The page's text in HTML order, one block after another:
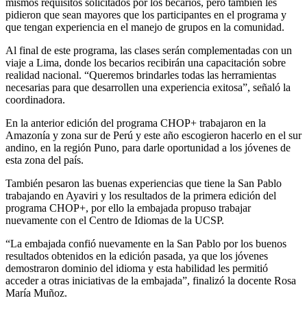
pidieron que sean mayores que los participantes en el programa y
que tengan experiencia en el manejo de grupos en la comunidad.
Al final de este programa, las clases serán complementadas con un
viaje a Lima, donde los becarios recibirán una capacitación sobre
realidad nacional. “Queremos brindarles todas las herramientas
necesarias para que desarrollen una experiencia exitosa”, señaló la
coordinadora.
En la anterior edición del programa CHOP+ trabajaron en la
Amazonía y zona sur de Perú y este año escogieron hacerlo en el sur
andino, en la región Puno, para darle oportunidad a los jóvenes de
esta zona del país.
También pesaron las buenas experiencias que tiene la San Pablo
trabajando en Ayaviri y los resultados de la primera edición del
programa CHOP+, por ello la embajada propuso trabajar
nuevamente con el Centro de Idiomas de la UCSP.
“La embajada confió nuevamente en la San Pablo por los buenos
resultados obtenidos en la edición pasada, ya que los jóvenes
demostraron dominio del idioma y esta habilidad les permitió
acceder a otras iniciativas de la embajada”, finalizó la docente Rosa
María Muñoz.